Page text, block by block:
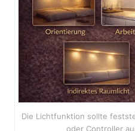
Die Lichtfunktion sollte
oder Controller